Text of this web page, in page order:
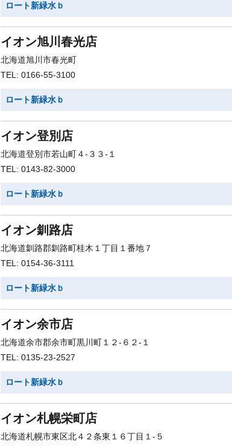
ロート新緑水ｂ
イオン旭川春光店
北海道旭川市春光町
TEL: 0166-55-3100
ロート新緑水ｂ
イオン登別店
北海道登別市若山町４-３３-１
TEL: 0143-82-3000
ロート新緑水ｂ
イオン釧路店
北海道釧路郡釧路町桂木１丁目１番地７
TEL: 0154-36-3111
ロート新緑水ｂ
イオン余市店
北海道余市郡余市町黒川町１２-６２-１
TEL: 0135-23-2527
ロート新緑水ｂ
イオン札幌栄町店
北海道札幌市東区北４２条東１６丁目１-５